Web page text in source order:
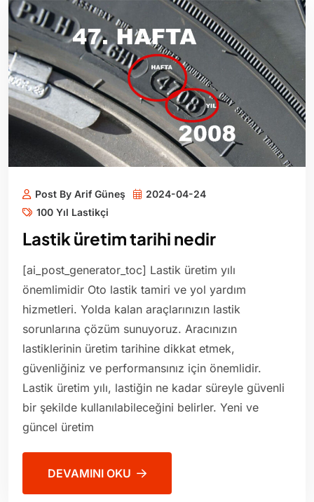
Post By Arif Güneş
2024-04-24
100 Yıl Lastikçi
Lastik üretim tarihi nedir
[ai_post_generator_toc] Lastik üretim yılı
önemlimidir Oto lastik tamiri ve yol yardım
hizmetleri. Yolda kalan araçlarınızın lastik
sorunlarına çözüm sunuyoruz. Aracınızın
lastiklerinin üretim tarihine dikkat etmek,
güvenliğiniz ve performansınız için önemlidir.
Lastik üretim yılı, lastiğin ne kadar süreyle güvenli
bir şekilde kullanılabileceğini belirler. Yeni ve
güncel üretim
DEVAMINI OKU